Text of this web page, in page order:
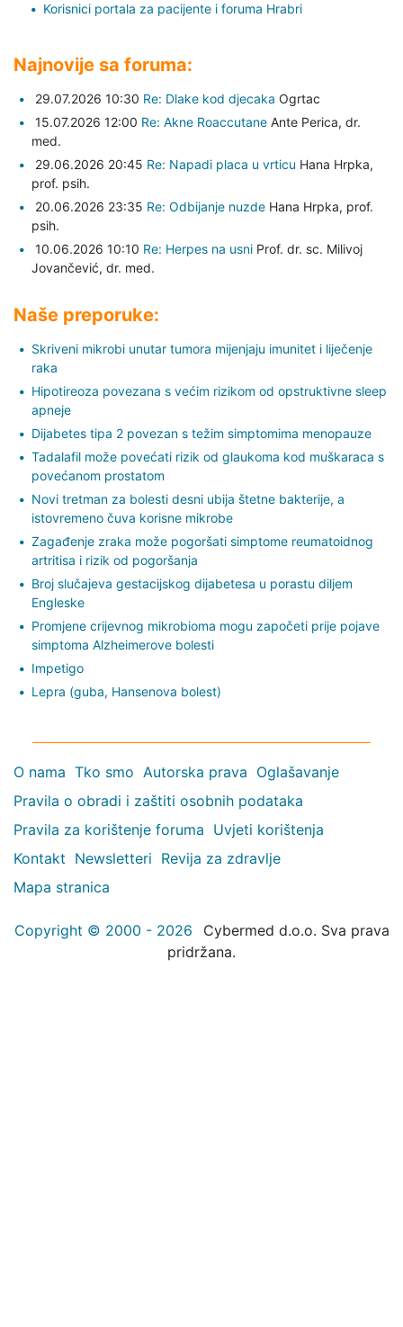
Korisnici portala za pacijente i foruma Hrabri
Najnovije sa foruma:
29.07.2026 10:30 Re: Dlake kod djecaka Ogrtac
15.07.2026 12:00 Re: Akne Roaccutane Ante Perica, dr.
med.
29.06.2026 20:45 Re: Napadi placa u vrticu Hana Hrpka,
prof. psih.
20.06.2026 23:35 Re: Odbijanje nuzde Hana Hrpka, prof.
psih.
10.06.2026 10:10 Re: Herpes na usni Prof. dr. sc. Milivoj
Jovančević, dr. med.
Naše preporuke:
Skriveni mikrobi unutar tumora mijenjaju imunitet i liječenje
raka
Hipotireoza povezana s većim rizikom od opstruktivne sleep
apneje
Dijabetes tipa 2 povezan s težim simptomima menopauze
Tadalafil može povećati rizik od glaukoma kod muškaraca s
povećanom prostatom
Novi tretman za bolesti desni ubija štetne bakterije, a
istovremeno čuva korisne mikrobe
Zagađenje zraka može pogoršati simptome reumatoidnog
artritisa i rizik od pogoršanja
Broj slučajeva gestacijskog dijabetesa u porastu diljem
Engleske
Promjene crijevnog mikrobioma mogu započeti prije pojave
simptoma Alzheimerove bolesti
Impetigo
Lepra (guba, Hansenova bolest)
O nama Tko smo Autorska prava Oglašavanje
Pravila o obradi i zaštiti osobnih podataka
Pravila za korištenje foruma Uvjeti korištenja
Kontakt Newsletteri Revija za zdravlje
Mapa stranica
Copyright © 2000 - 2026
Cybermed d.o.o. Sva prava
pridržana.